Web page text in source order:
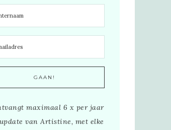
maximaal 6 x per jaar
van Artistine, met elke